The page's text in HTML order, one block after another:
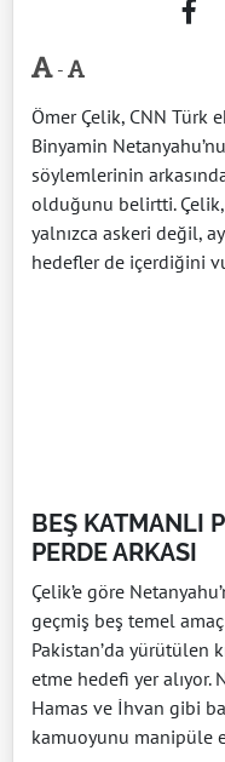
-
Ömer Çelik, CNN Türk
Binyamin
söylemlerinin
olduğunu belirtti.
yalnızca askeri değil,
hedefler de içerdiğini
BEŞ KATMANLI
PERDE ARKASI
Çelik’e göre
geçmiş beş temel
Pakistan’da yürütülen
etme hedefi yer alıyor.
Hamas ve İhvan gibi
kamuoyunu manipüle